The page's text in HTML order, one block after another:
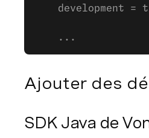
development =
    ...
Ajouter des
SDK Java de